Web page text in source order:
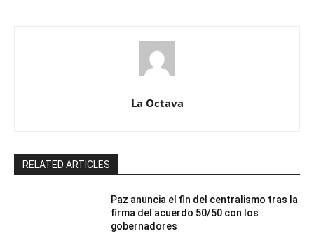
La Octava
RELATED ARTICLES
Paz anuncia el fin del centralismo tras la
firma del acuerdo 50/50 con los
gobernadores